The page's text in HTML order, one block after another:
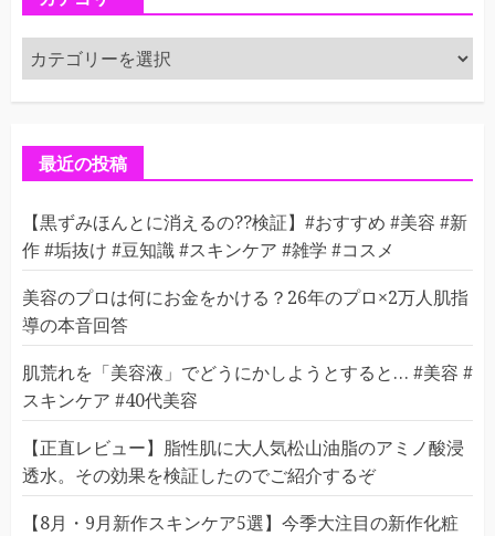
カ
テ
ゴ
最近の投稿
【黒ずみほんとに消えるの??検証】#おすすめ #美容 #新
作 #垢抜け #豆知識 #スキンケア #雑学 #コスメ
美容のプロは何にお金をかける？26年のプロ×2万人肌指
導の本音回答
肌荒れを「美容液」でどうにかしようとすると… #美容 #
スキンケア #40代美容
【正直レビュー】脂性肌に大人気松山油脂のアミノ酸浸
透水。その効果を検証したのでご紹介するぞ
【8月・9月新作スキンケア5選】今季大注目の新作化粧